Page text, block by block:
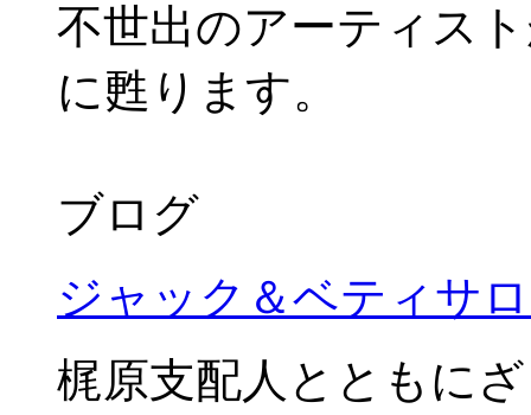
不世出のアーティス
に甦ります。
ブログ
ジャック＆ベティサ
梶原支配人とともに